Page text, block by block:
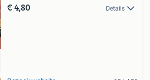
€ 4,80 Details